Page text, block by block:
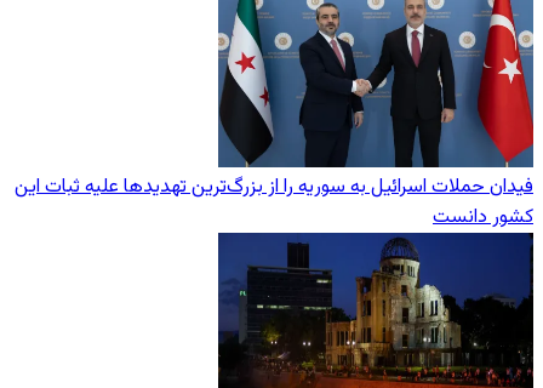
فیدان حملات اسرائیل به سوریه را از بزرگ‌ترین تهدیدها علیه ثبات این
کشور دانست